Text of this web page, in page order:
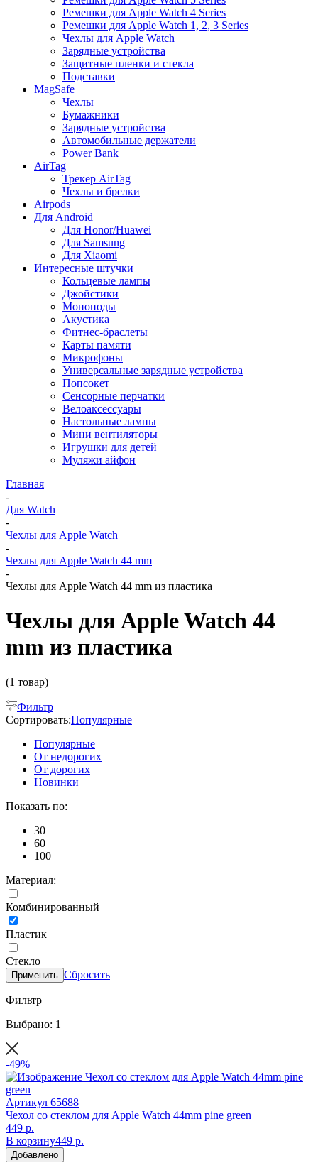
Ремешки для Apple Watch 4 Series
Ремешки для Apple Watch 1, 2, 3 Series
Чехлы для Apple Watch
Зарядные устройства
Защитные пленки и стекла
Подставки
MagSafe
Чехлы
Бумажники
Зарядные устройства
Автомобильные держатели
Power Bank
AirTag
Трекер AirTag
Чехлы и брелки
Airpods
Для Android
Для Honor/Huawei
Для Samsung
Для Xiaomi
Интересные штучки
Кольцевые лампы
Джойстики
Моноподы
Акустика
Фитнес-браслеты
Карты памяти
Микрофоны
Универсальные зарядные устройства
Попсокет
Сенсорные перчатки
Велоаксессуары
Настольные лампы
Мини вентиляторы
Игрушки для детей
Муляжи айфон
Главная
-
Для Watch
-
Чехлы для Apple Watch
-
Чехлы для Apple Watch 44 mm
-
Чехлы для Apple Watch 44 mm из пластика
Чехлы для Apple Watch 44
mm из пластика
(1 товар)
Фильтр
Сортировать:Популярные
Популярные
От недорогих
От дорогих
Новинки
Показать по:
30
60
100
Материал:
Комбинированный
Пластик
Стекло
Применить Сбросить
Фильтр
Выбрано: 1
-49%
Артикул 65688
Чехол со стеклом для Apple Watch 44mm pine green
449 р.
В корзину449 р.
Добавлено